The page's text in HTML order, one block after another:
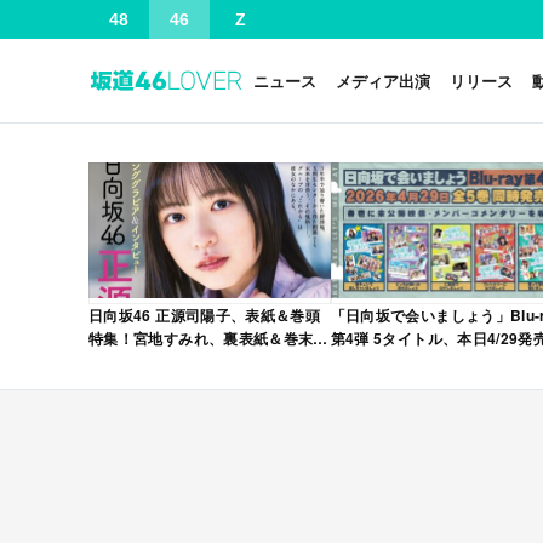
48 46 Z
ニュース メディア出演 リリース
日向坂46 正源司陽子、表紙＆巻頭
特集！宮地すみれ、裏表紙＆巻末特
VOL.12」本日4/30発売！
「日向坂で会いましょう」
第4弾 5タイトル、本日4/29発